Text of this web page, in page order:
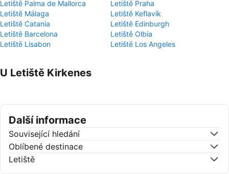
Letiště Palma de Mallorca
Letiště Praha
Letiště Málaga
Letiště Keflavík
Letiště Catania
Letiště Edinburgh
Letiště Barcelona
Letiště Olbia
Letiště Lisabon
Letiště Los Angeles
U Letiště Kirkenes
Další informace
Související hledání
Oblíbené destinace
Letiště